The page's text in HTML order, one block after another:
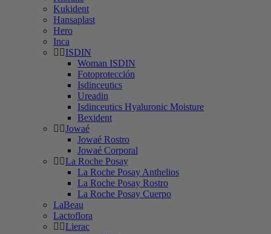
Kukident
Hansaplast
Hero
Inca
ISDIN
Woman ISDIN
Fotoprotección
Isdinceutics
Ureadin
Isdinceutics Hyaluronic Moisture
Bexident
Jowaé
Jowaé Rostro
Jowaé Corporal
La Roche Posay
La Roche Posay Anthelios
La Roche Posay Rostro
La Roche Posay Cuerpo
LaBeau
Lactoflora
Lierac